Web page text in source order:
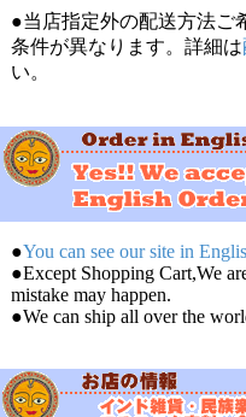
●当店指定外の配送方法ご
条件が異なります。詳細は
い。
●You can see our site in
●Except Shopping Cart,We
mistake may happen.
●We can ship all over the